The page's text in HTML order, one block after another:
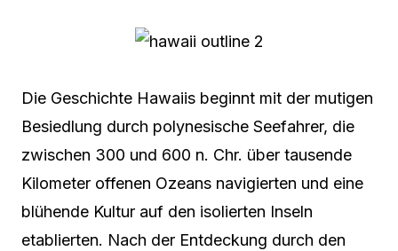
Die Geschichte Hawaiis beginnt mit der mutigen
Besiedlung durch polynesische Seefahrer, die
zwischen 300 und 600 n. Chr. über tausende
Kilometer offenen Ozeans navigierten und eine
blühende Kultur auf den isolierten Inseln
etablierten. Nach der Entdeckung durch den